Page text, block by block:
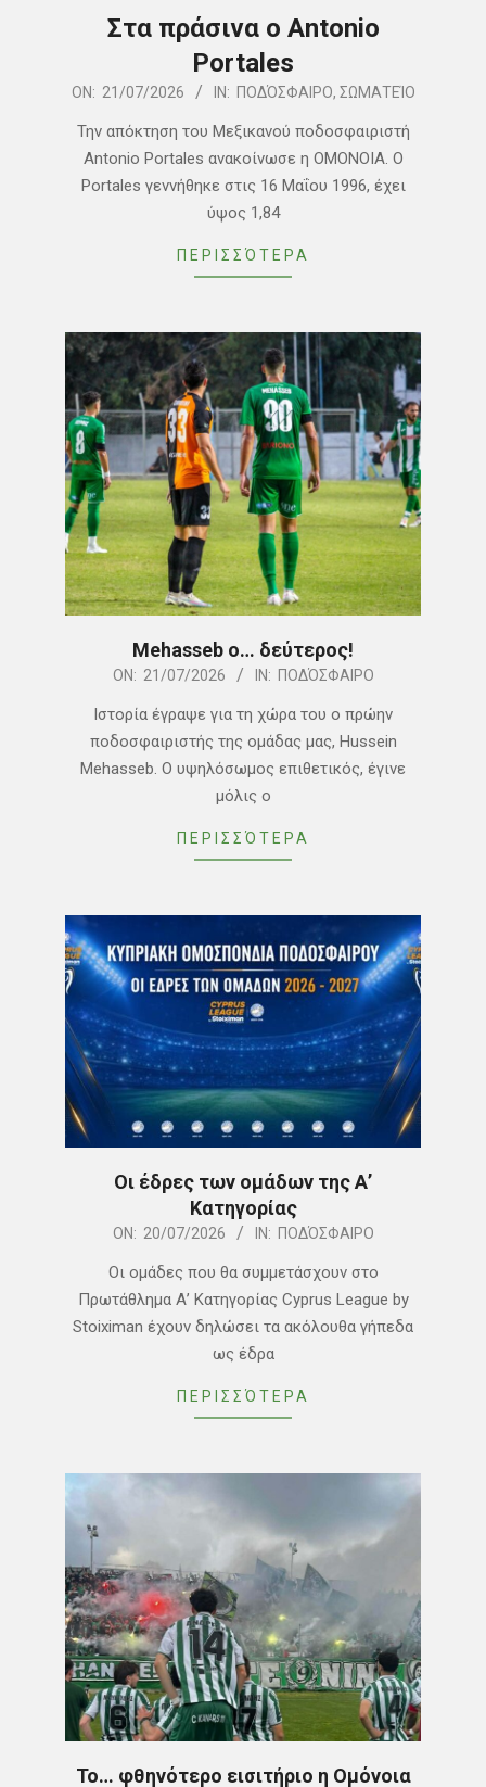
Στα πράσινα ο Antonio
Portales
2026-
ON: 21/07/2026 IN: ΠΟΔΌΣΦΑΙΡΟ, ΣΩΜΑΤΕΊΟ
Την απόκτηση του Μεξικανού ποδοσφαιριστή
Antonio Portales ανακοίνωσε η ΟΜΟΝΟΙΑ. Ο
Portales γεννήθηκε στις 16 Μαΐου 1996, έχει
ύψος 1,84
ΠΕΡΙΣΣΌΤΕΡΑ
Mehasseb ο… δεύτερος!
ON: 21/07/2026 IN: ΠΟΔΌΣΦΑΙΡΟ
Ιστορία έγραψε για τη χώρα του ο πρώην
ποδοσφαιριστής της ομάδας μας, Hussein
Mehasseb. Ο υψηλόσωμος επιθετικός, έγινε
μόλις ο
ΠΕΡΙΣΣΌΤΕΡΑ
Οι έδρες των ομάδων της Α’
Κατηγορίας
ON: 20/07/2026 IN: ΠΟΔΌΣΦΑΙΡΟ
Οι ομάδες που θα συμμετάσχουν στο
Πρωτάθλημα Α’ Κατηγορίας Cyprus League by
Stoiximan έχουν δηλώσει τα ακόλουθα γήπεδα
ως έδρα
ΠΕΡΙΣΣΌΤΕΡΑ
Το… φθηνότερο εισιτήριο η Ομόνοια